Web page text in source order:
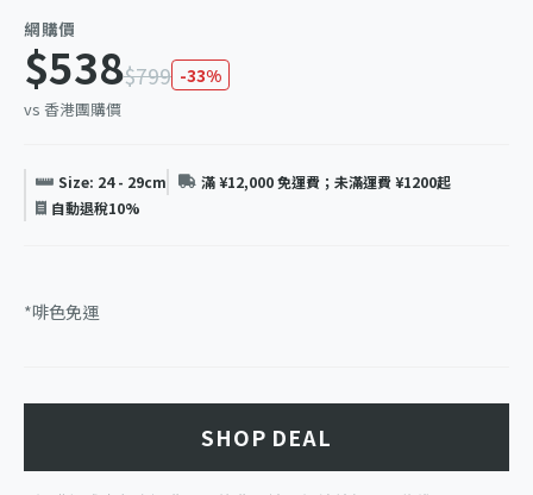
網購價
$538$799 -33%
vs 香港團購價
Size: 24 - 29cm
滿 ¥12,000 免運費；未滿運費 ¥1200起
自動退稅10%
*啡色免運
SHOP DEAL